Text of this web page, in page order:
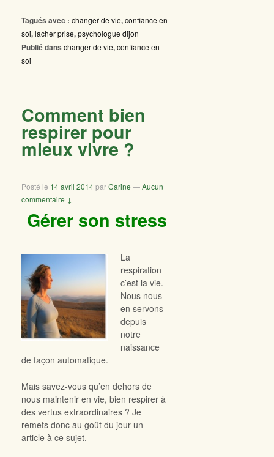
Tagués avec : changer de vie,confiance en
soi,lacher prise,psychologue dijon
Publié dans changer de vie,confiance en
soi
Comment bien
respirer pour
mieux vivre ?
Posté le 14 avril 2014parCarine —Aucun
commentaire ↓
Gérer son stress
La
respiration
c’est la vie.
Nous nous
en servons
depuis
notre
naissance
de façon automatique.
Mais savez-vous qu’en dehors de
nous maintenir en vie, bien respirer à
des vertus extraordinaires ? Je
remets donc au goût du jour un
article à ce sujet.